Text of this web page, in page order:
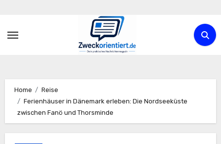
springen
Home
Reise
Ferienhäuser in Dänemark erleben: Die Nordseeküste
zwischen Fanö und Thorsminde